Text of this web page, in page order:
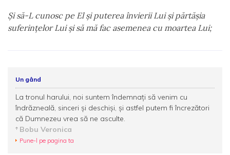
Şi să-L cunosc pe El şi puterea învierii Lui şi părtăşia
suferinţelor Lui şi să mă fac asemenea cu moartea Lui;
Un gând
La tronul harului, noi suntem îndemnați să venim cu
îndrăzneală, sinceri și deschiși, și astfel putem fi încrezători
că Dumnezeu vrea să ne asculte.
Bobu Veronica
Pune-l pe pagina ta